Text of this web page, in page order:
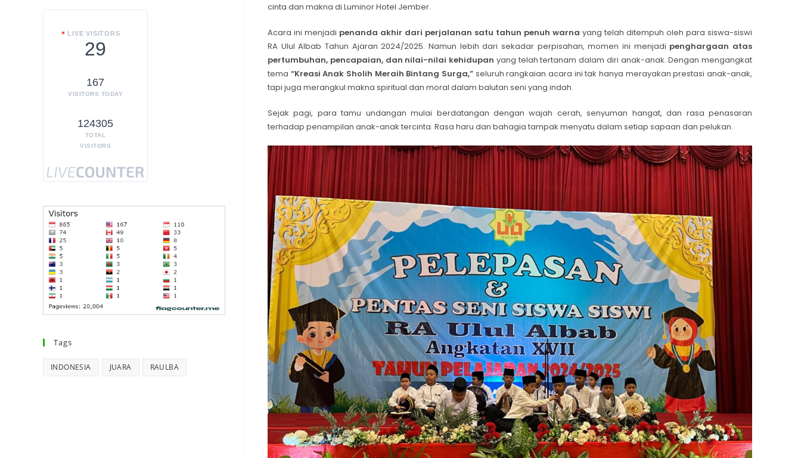
cinta dan makna di Luminor Hotel Jember.
Acara ini menjadi penanda akhir dari perjalanan satu tahun penuh warna yang telah ditempuh oleh para siswa-siswi
RA Ulul Albab Tahun Ajaran 2024/2025. Namun lebih dari sekadar perpisahan, momen ini menjadi penghargaan atas
pertumbuhan, pencapaian, dan nilai-nilai kehidupan yang telah tertanam dalam diri anak-anak. Dengan mengangkat
tema “Kreasi Anak Sholih Meraih Bintang Surga,” seluruh rangkaian acara ini tak hanya merayakan prestasi anak-anak,
tapi juga merangkul makna spiritual dan moral dalam balutan seni yang indah.
Sejak pagi, para tamu undangan mulai berdatangan dengan wajah cerah, senyuman hangat, dan rasa penasaran
terhadap penampilan anak-anak tercinta. Rasa haru dan bahagia tampak menyatu dalam setiap sapaan dan pelukan.
LIVE VISITORS
29
167
VISITORS TODAY
124305
TOTAL
VISITORS
Tags
INDONESIA JUARA RAULBA